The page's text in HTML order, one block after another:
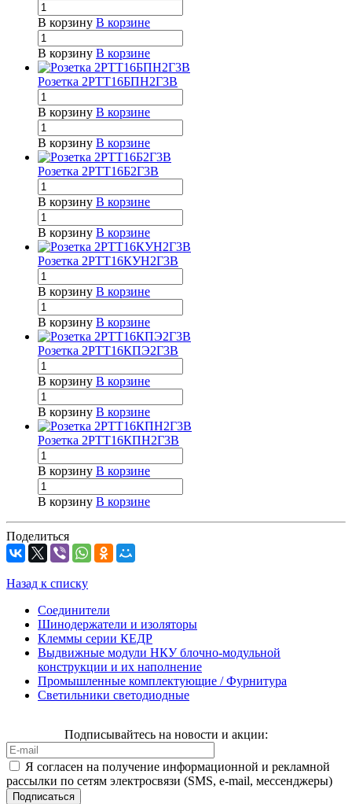
В корзину В корзине
В корзину В корзине
Розетка 2РТТ16БПН2Г3В
В корзину В корзине
В корзину В корзине
Розетка 2РТТ16Б2Г3В
В корзину В корзине
В корзину В корзине
Розетка 2РТТ16КУН2Г3В
В корзину В корзине
В корзину В корзине
Розетка 2РТТ16КПЭ2Г3В
В корзину В корзине
В корзину В корзине
Розетка 2РТТ16КПН2Г3В
В корзину В корзине
В корзину В корзине
Поделиться
Назад к списку
Соединители
Шинодержатели и изоляторы
Клеммы серии КЕДР
Выдвижные модули НКУ блочно-модульной
конструкции и их наполнение
Промышленные комплектующие / Фурнитура
Светильники светодиодные
Подписывайтесь на новости и акции:
Я согласен на получение информационной и рекламной
рассылки по сетям электросвязи (SMS, e-mail, мессенджеры)